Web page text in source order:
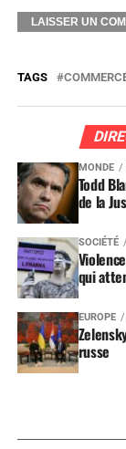
TAGS
MONDE
Todd
de la
SOCIÉTÉ
qui
EUROPE
russe